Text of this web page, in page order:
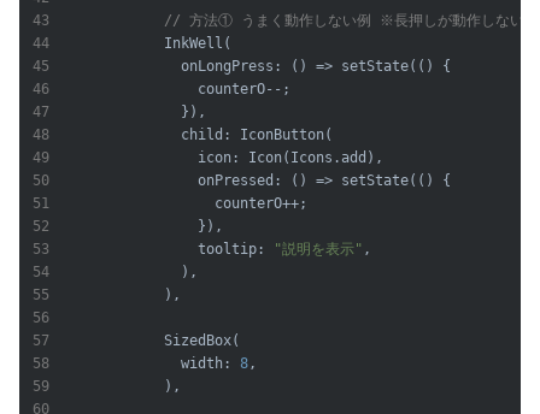
// 方法① うまく動作しない例 ※長押しが動作しない
            InkWell(
              onLongPress: () => setState(() {
                counterO--;
              }),
              child: IconButton(
                icon: Icon(Icons.add),
                onPressed: () => setState(() {
                  counterO++;
                }),
                tooltip:
"説明を表示" ,
              ),
            ),
            SizedBox(
              width:
8 ,
            ),